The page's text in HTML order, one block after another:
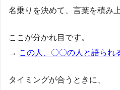
名乗りを決めて、言葉を積み
ここが分かれ目です。
→ この人、〇〇の人と語られ
タイミングが合うときに、